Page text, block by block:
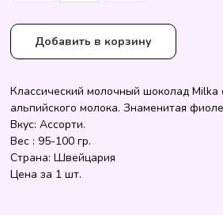
Добавить в корзину
Классический молочный шоколад
альпийского молока. Знаменитая
Вкус: Ассорти.
Вес : 95-100 гр.
Страна: Швейцария
Цена за 1 шт.